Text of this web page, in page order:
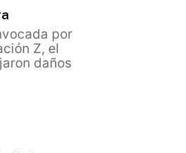
por
Z, el
daños